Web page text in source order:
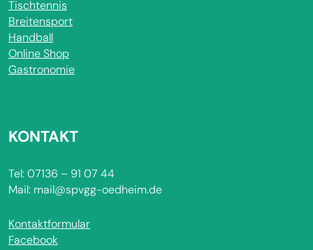
Tischtennis
Breitensport
Handball
Online Shop
Gastronomie
KONTAKT
Tel: 07136 – 91 07 44
Mail: mail@spvgg-oedheim.de
Kontaktformular
Facebook